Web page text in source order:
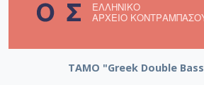
ΤΑΜΟ "Greek Double